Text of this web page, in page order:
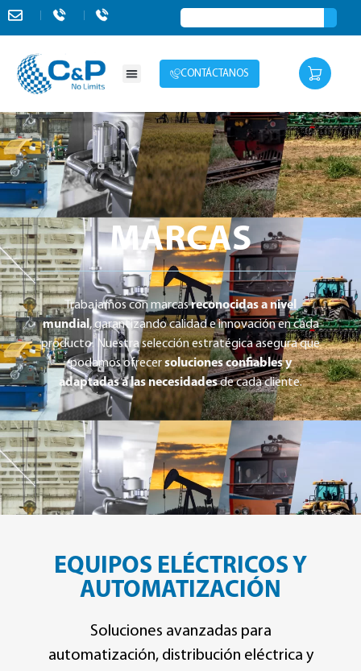
CONTÁCTANOS
MARCAS
Trabajamos con marcasreconocidas a nivel
mundial, garantizando calidad e innovación en cada
producto. Nuestra selección estratégica asegura que
podamos ofrecersoluciones confiables y
adaptadas a las necesidadesde cada cliente.
EQUIPOS ELÉCTRICOS Y
AUTOMATIZACIÓN
Soluciones avanzadas para
automatización, distribución eléctrica y